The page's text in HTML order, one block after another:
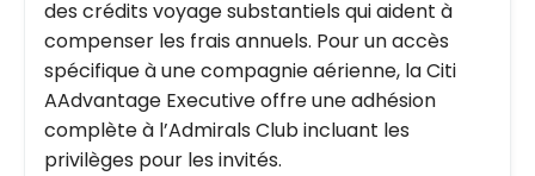
des crédits voyage substantiels qui aident à
compenser les frais annuels. Pour un accès
spécifique à une compagnie aérienne, la Citi
AAdvantage Executive offre une adhésion
complète à l’Admirals Club incluant les
privilèges pour les invités.